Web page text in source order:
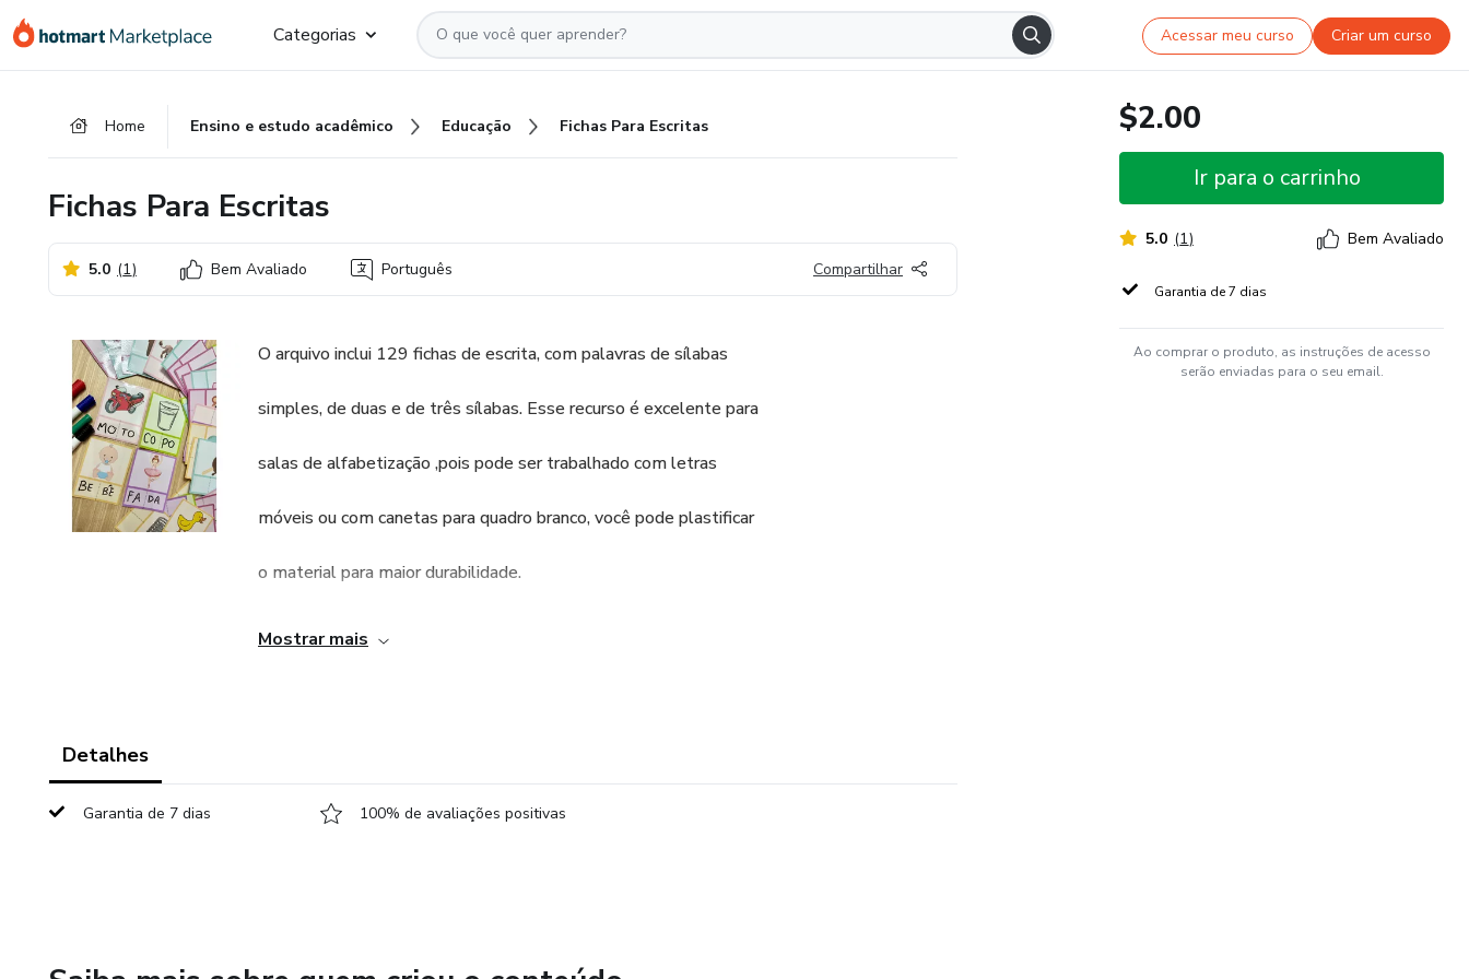
para
para
para
Categorias Acessar meu curso Criar um curso
Home Ensino e estudo acadêmico Educação Fichas Para Escritas
Fichas Para Escritas
5.0 (1) Bem Avaliado Português Compartilhar
O arquivo inclui 129 fichas de escrita, com palavras de sílabas
simples, de duas e de três sílabas. Esse recurso é excelente para
salas de alfabetização ,pois pode ser trabalhado com letras
móveis ou com canetas para quadro branco, você pode plastificar
o material para maior durabilidade.
Esse recurso desenvolve habilidades importantes para a
Escrita de palavras simples
Mostrar mais
Detalhes
Garantia de 7 dias 100% de avaliações positivas
$2.00
Ir para o carrinho
5.0 (1) Bem Avaliado
Garantia de 7 dias
Ao comprar o produto, as instruções de acesso
serão enviadas para o seu email.